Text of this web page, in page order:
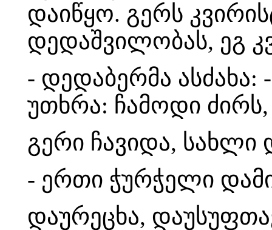
დაიწყო. გერს
დედაშვილობას, ეგ
- დედაბერმა ასძახა:
უთხრა: ჩამოდი
გერი ჩავიდა, სახლი
- ერთი ჭურჭელი
დაურეცხა,